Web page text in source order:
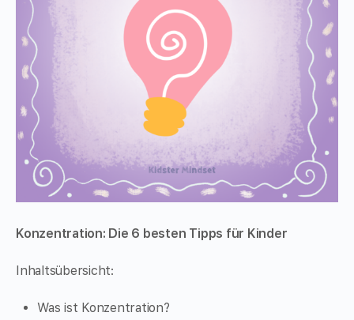
Konzentration: Die 6 besten Tipps für Kinder
Inhaltsübersicht:
Was ist Konzentration?